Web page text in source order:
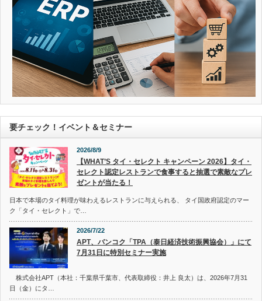
要チェック！イベント＆セミナー
2026/8/9
【WHAT’S タイ・セレクト キャンペーン 2026】タイ・
セレクト認定レストランで食事すると抽選で素敵なプレ
ゼントが当たる！
日本で本場のタイ料理が味わえるレストランに与えられる、 タイ国政府認定のマー
ク「タイ・セレクト」で…
2026/7/22
APT、バンコク「TPA（泰日経済技術振興協会）」にて
7月31日に特別セミナー実施
株式会社APT（本社：千葉県千葉市、代表取締役：井上 良太）は、2026年7月31
日（金）にタ…